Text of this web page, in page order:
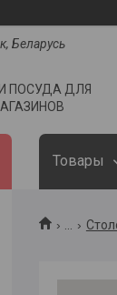
Беларусь
ПОСУДА ДЛЯ
Товары
...